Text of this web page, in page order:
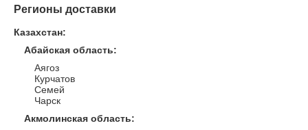
Регионы доставки
Казахстан:
Абайская область:
Аягоз
Курчатов
Семей
Чарск
Акмолинская область: